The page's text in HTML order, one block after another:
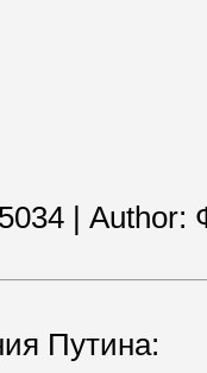
5034 | Author:
Путина: